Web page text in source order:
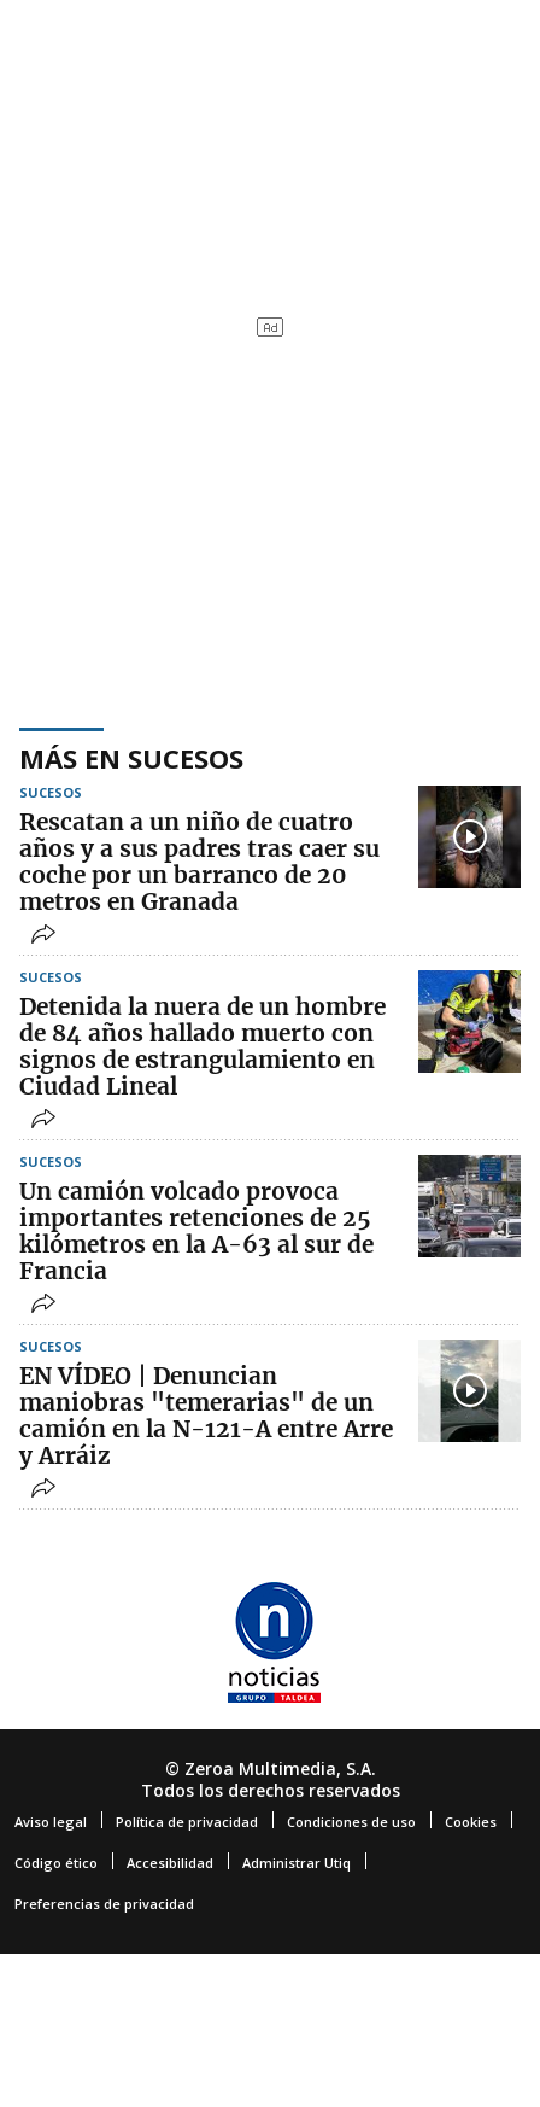
MÁS EN SUCESOS
SUCESOS
Rescatan a un niño de cuatro
años y a sus padres tras caer su
coche por un barranco de 20
metros en Granada
SUCESOS
Detenida la nuera de un hombre
de 84 años hallado muerto con
signos de estrangulamiento en
Ciudad Lineal
SUCESOS
Un camión volcado provoca
importantes retenciones de 25
kilómetros en la A-63 al sur de
Francia
SUCESOS
EN VÍDEO | Denuncian
maniobras "temerarias" de un
camión en la N-121-A entre Arre
y Arráiz
© Zeroa Multimedia, S.A.
Todos los derechos reservados
Aviso legal Política de privacidad Condiciones de uso Cookies
Código ético Accesibilidad Administrar Utiq
Preferencias de privacidad